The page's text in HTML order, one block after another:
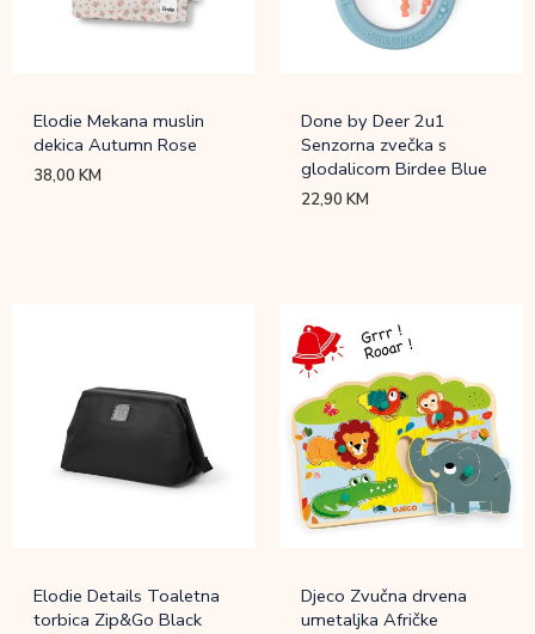
Elodie Mekana muslin
dekica Autumn Rose
38,00KM
Done by Deer 2u1
Senzorna zvečka s
glodalicom Birdee Blue
22,90KM
Elodie Details Toaletna
torbica Zip&Go Black
Djeco Zvučna drvena
umetaljka Afričke